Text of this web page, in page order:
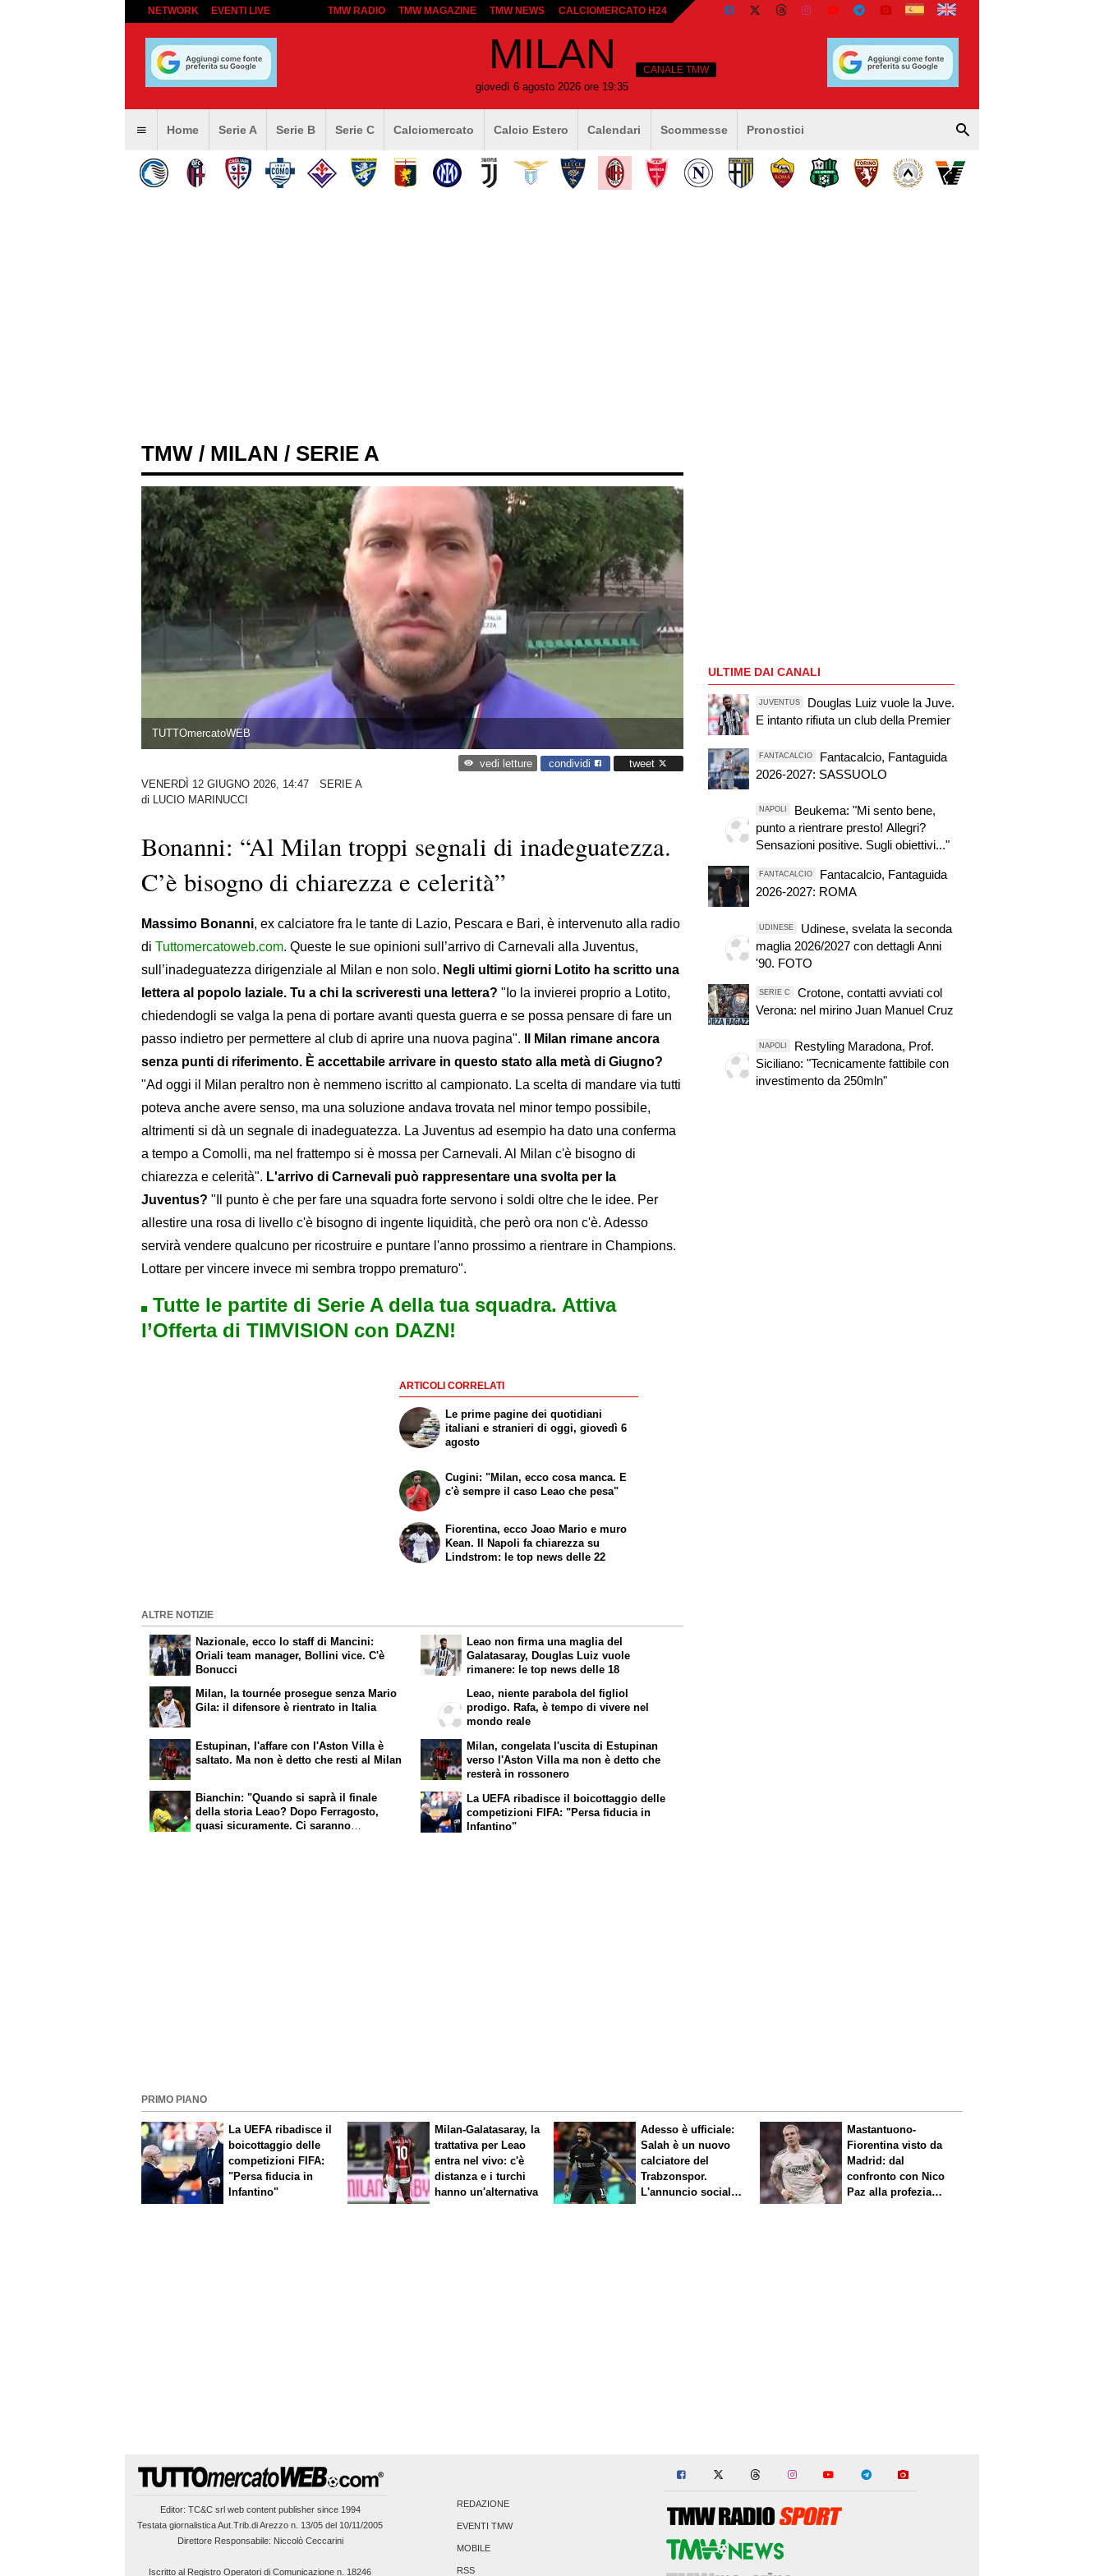
NETWORK EVENTI LIVE TMW RADIO TMW MAGAZINE TMW NEWS CALCIOMERCATO H24
MILAN
giovedì 6 agosto 2026 ore 19:35
CANALE TMW
Home Serie A Serie B Serie C Calciomercato Calcio Estero Calendari Scommesse Pronostici
TMW / MILAN / SERIE A
TUTTOmercatoWEB
vedi letture condividi
tweet
VENERDÌ 12 GIUGNO 2026, 14:47
SERIE A
di LUCIO MARINUCCI
Bonanni: “Al Milan troppi segnali di inadeguatezza.
C’è bisogno di chiarezza e celerità”
Massimo Bonanni, ex calciatore fra le tante di Lazio, Pescara e Bari, è intervenuto alla radio
di Tuttomercatoweb.com. Queste le sue opinioni sull’arrivo di Carnevali alla Juventus,
sull’inadeguatezza dirigenziale al Milan e non solo. Negli ultimi giorni Lotito ha scritto una
lettera al popolo laziale. Tu a chi la scriveresti una lettera? "Io la invierei proprio a Lotito,
chiedendogli se valga la pena di portare avanti questa guerra e se possa pensare di fare un
passo indietro per permettere al club di aprire una nuova pagina".
Il Milan rimane ancora
senza punti di riferimento. È accettabile arrivare in questo stato alla metà di Giugno?
"Ad oggi il Milan peraltro non è nemmeno iscritto al campionato. La scelta di mandare via tutti
poteva anche avere senso, ma una soluzione andava trovata nel minor tempo possibile,
altrimenti si dà un segnale di inadeguatezza. La Juventus ad esempio ha dato una conferma
a tempo a Comolli, ma nel frattempo si è mossa per Carnevali. Al Milan c'è bisogno di
chiarezza e celerità". L'arrivo di Carnevali può rappresentare una svolta per la
Juventus? "Il punto è che per fare una squadra forte servono i soldi oltre che le idee. Per
allestire una rosa di livello c'è bisogno di ingente liquidità, che però ora non c'è. Adesso
servirà vendere qualcuno per ricostruire e puntare l'anno prossimo a rientrare in Champions.
Lottare per vincere invece mi sembra troppo prematuro".
Tutte le partite di Serie A della tua squadra. Attiva
l’Offerta di TIMVISION con DAZN!
ARTICOLI CORRELATI
Le prime pagine dei quotidiani
italiani e stranieri di oggi, giovedì 6
agosto
Cugini: "Milan, ecco cosa manca. E
c'è sempre il caso Leao che pesa"
Fiorentina, ecco Joao Mario e muro
Kean. Il Napoli fa chiarezza su
Lindstrom: le top news delle 22
ALTRE NOTIZIE
Nazionale, ecco lo staff di Mancini:
Oriali team manager, Bollini vice. C'è
Bonucci
Milan, la tournée prosegue senza Mario
Gila: il difensore è rientrato in Italia
Leao non firma una maglia del
Galatasaray, Douglas Luiz vuole
rimanere: le top news delle 18
Leao, niente parabola del figliol
prodigo. Rafa, è tempo di vivere nel
mondo reale
Estupinan, l'affare con l'Aston Villa è
saltato. Ma non è detto che resti al Milan
Bianchin: "Quando si saprà il finale
della storia Leao? Dopo Ferragosto,
quasi sicuramente. Ci saranno
Milan, congelata l'uscita di Estupinan
verso l'Aston Villa ma non è detto che
resterà in rossonero
La UEFA ribadisce il boicottaggio delle
competizioni FIFA: "Persa fiducia in
Infantino"
ULTIME DAI CANALI
JUVENTUS
Douglas Luiz vuole la Juve.
E intanto rifiuta un club della Premier
FANTACALCIO
Fantacalcio, Fantaguida
2026-2027: SASSUOLO
NAPOLI
Beukema: "Mi sento bene,
punto a rientrare presto! Allegri?
Sensazioni positive. Sugli obiettivi..."
FANTACALCIO
Fantacalcio, Fantaguida
2026-2027: ROMA
UDINESE
Udinese, svelata la seconda
maglia 2026/2027 con dettagli Anni
'90. FOTO
SERIE C
Crotone, contatti avviati col
Verona: nel mirino Juan Manuel Cruz
NAPOLI
Restyling Maradona, Prof.
Siciliano: "Tecnicamente fattibile con
investimento da 250mln"
PRIMO PIANO
La UEFA ribadisce il
boicottaggio delle
competizioni FIFA:
"Persa fiducia in
Infantino"
Milan-Galatasaray, la
trattativa per Leao
entra nel vivo: c'è
distanza e i turchi
hanno un'alternativa
Adesso è ufficiale:
Salah è un nuovo
calciatore del
Trabzonspor.
L'annuncio social
Mastantuono-
Fiorentina visto da
Madrid: dal
confronto con Nico
Paz alla profezia
Editor: TC&C srl web content publisher since 1994
Testata giornalistica Aut.Trib.di Arezzo n. 13/05 del 10/11/2005
Direttore Responsabile: Niccolò Ceccarini
Iscritto al Registro Operatori di Comunicazione n. 18246
REDAZIONE
EVENTI TMW
MOBILE
RSS